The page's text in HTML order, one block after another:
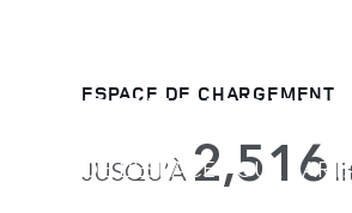
DEFENDER
DE L’ESPACE POUR
LE DEFENDER VERTEX
ESPACE DE CHARGEMENT
JUSQU’À 2,516